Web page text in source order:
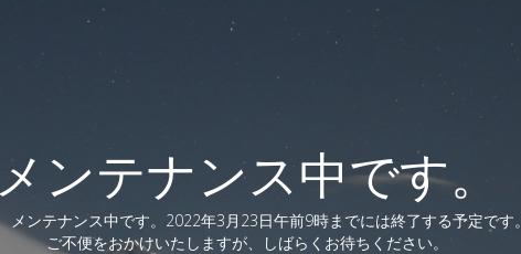
ンテナンス中です。
メンテナンス中です。2022年3月23日午前9時までには終了する予定です。
ご不便をおかけいたしますが、しばらくお待ちください。